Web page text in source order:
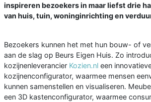
inspireren bezoekers in maar liefst drie
van huis, tuin, woninginrichting en
Bezoekers kunnen het met hun bouw- of
aan de slag op Beurs Eigen Huis. Zo
kozijnenleverancier Kozien.nl een
kozijnenconfigurator, waarmee mensen
kunnen samenstellen en visualiseren.
een 3D kastenconfigurator, waarmee